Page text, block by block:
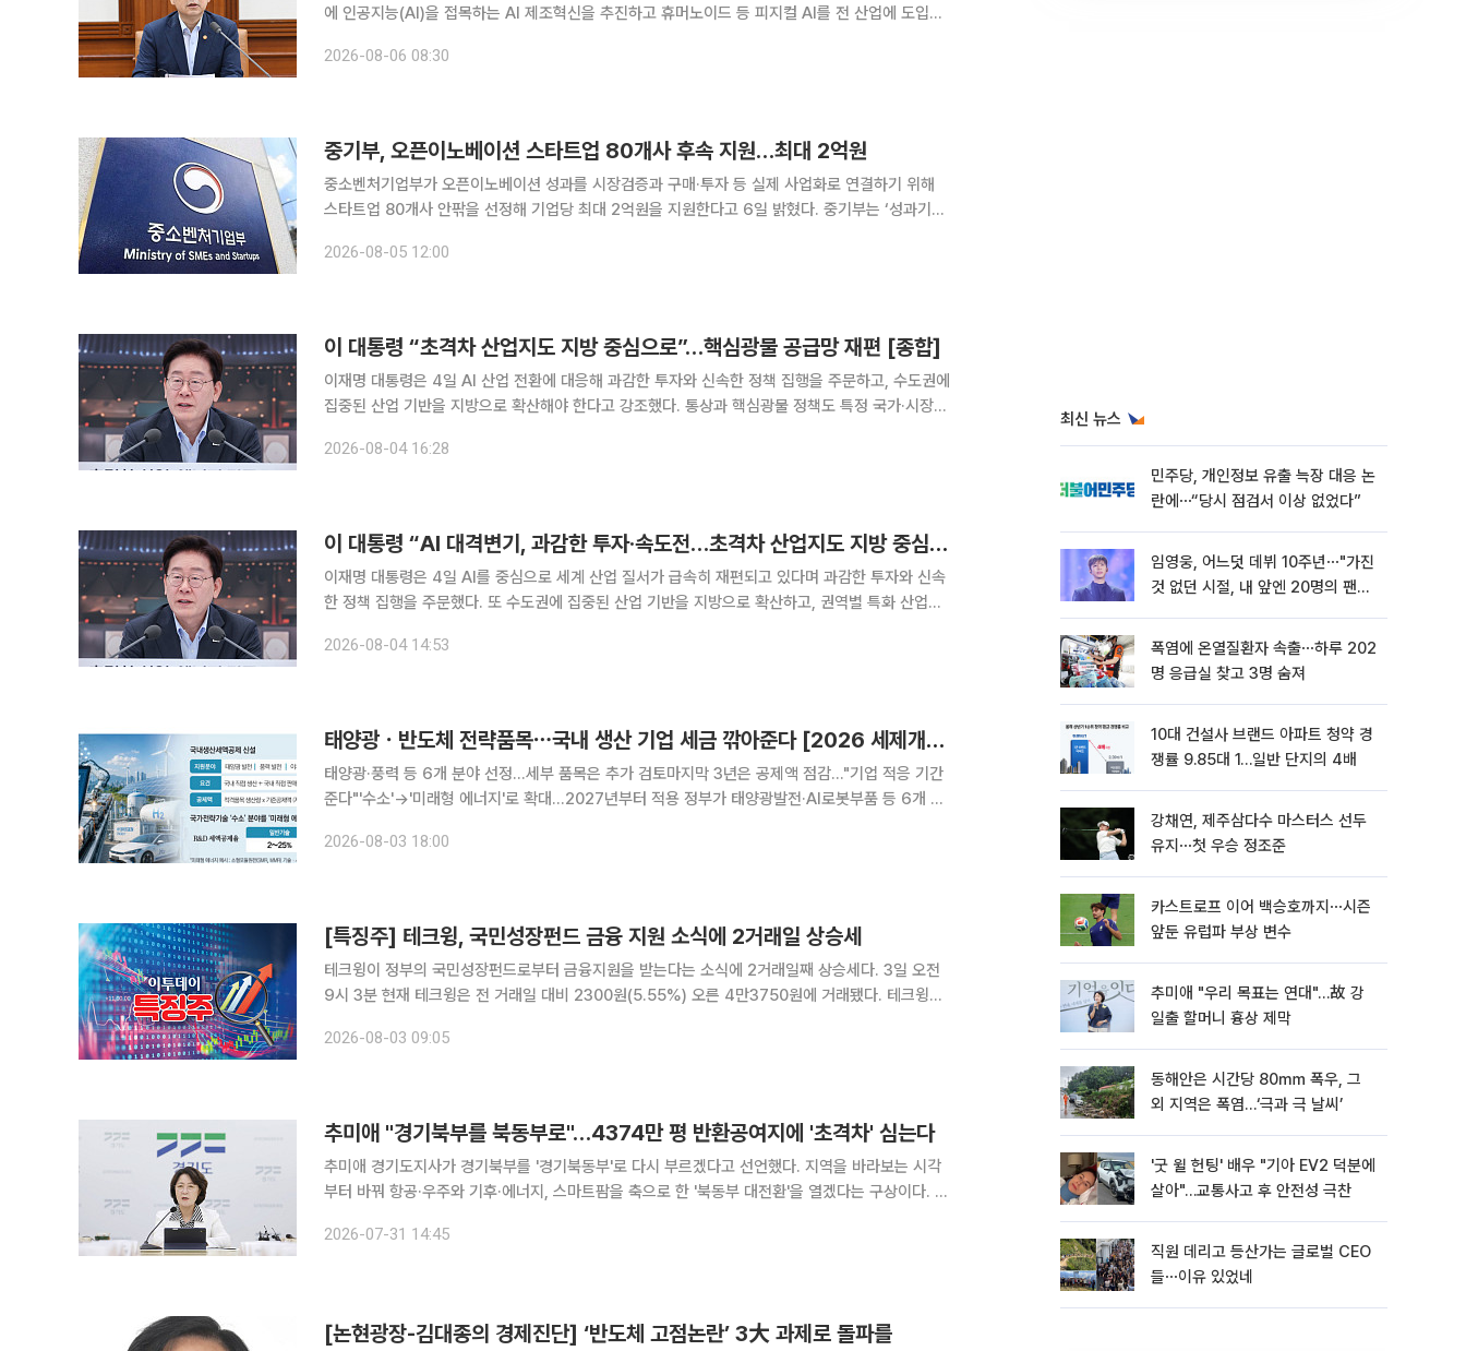
에 인공지능(AI)을 접목하는 AI 제조혁신을 추진하고 휴머노이드 등 피지컬 AI를 전 산업에 도입해
2026-08-06 08:30
중기부, 오픈이노베이션 스타트업 80개사 후속 지원…최대 2억원
중소벤처기업부가 오픈이노베이션 성과를 시장검증과 구매·투자 등 실제 사업화로 연결하기 위해
스타트업 80개사 안팎을 선정해 기업당 최대 2억원을 지원한다고 6일 밝혔다. 중기부는 ‘성과기업
서 확보한 협업 성과가 기술검증에 머물지 않고 투자유치와 구매계약으로
2026-08-05 12:00
이 대통령 “초격차 산업지도 지방 중심으로”…핵심광물 공급망 재편 [종합]
이재명 대통령은 4일 AI 산업 전환에 대응해 과감한 투자와 신속한 정책 집행을 주문하고, 수도권에
집중된 산업 기반을 지방으로 확산해야 한다고 강조했다. 통상과 핵심광물 정책도 특정 국가·시장에
에너지부·기상청·원자력안전위원회 업무보고에서 “지금 세계는 AI를
2026-08-04 16:28
이 대통령 “AI 대격변기, 과감한 투자·속도전…초격차 산업지도 지방 중심으로”
이재명 대통령은 4일 AI를 중심으로 세계 산업 질서가 급속히 재편되고 있다며 과감한 투자와 신속
한 정책 집행을 주문했다. 또 수도권에 집중된 산업 기반을 지방으로 확산하고, 권역별 특화 산업을
너지부·기상청·원자력안전위원회 업무보고 모두발언에서 “지금 세계는
2026-08-04 14:53
태양광ㆍ반도체 전략품목⋯국내 생산 기업 세금 깎아준다 [2026 세제개편]
태양광·풍력 등 6개 분야 선정…세부 품목은 추가 검토마지막 3년은 공제액 점감…"기업 적응 기간
준다"'수소'→'미래형 에너지'로 확대…2027년부터 적용 정부가 태양광발전·AI로봇부품 등 6개 분
전략기술 중 '수소' 분야는 '미래형 에너지' 분야로 확대 개편한다
2026-08-03 18:00
[특징주] 테크윙, 국민성장펀드 금융 지원 소식에 2거래일 상승세
테크윙이 정부의 국민성장펀드로부터 금융지원을 받는다는 소식에 2거래일째 상승세다. 3일 오전
9시 3분 현재 테크윙은 전 거래일 대비 2300원(5.55%) 오른 4만3750원에 거래됐다. 테크윙은
세대 올레드(OLED·유기발광다이오드) 설비 투자와 반도
2026-08-03 09:05
추미애 "경기북부를 북동부로"…4374만 평 반환공여지에 '초격차' 심는다
추미애 경기도지사가 경기북부를 '경기북동부'로 다시 부르겠다고 선언했다. 지역을 바라보는 시각
부터 바꿔 항공·우주와 기후·에너지, 스마트팜을 축으로 한 '북동부 대전환'을 열겠다는 구상이다. 31
형발전기획실·북부특별자치도추진단 등 실국 업무보고 모두발언을 통해
2026-07-31 14:45
[논현광장-김대종의 경제진단] ‘반도체 고점논란’ 3大 과제로 돌파를
최신 뉴스
민주당, 개인정보 유출 늑장 대응 논
란에⋯“당시 점검서 이상 없었다”
임영웅, 어느덧 데뷔 10주년⋯"가진
것 없던 시절, 내 앞엔 20명의 팬
폭염에 온열질환자 속출⋯하루 202
명 응급실 찾고 3명 숨져
10대 건설사 브랜드 아파트 청약 경
쟁률 9.85대 1…일반 단지의 4배
강채연, 제주삼다수 마스터스 선두
유지⋯첫 우승 정조준
카스트로프 이어 백승호까지⋯시즌
앞둔 유럽파 부상 변수
추미애 "우리 목표는 연대"…故 강
일출 할머니 흉상 제막
동해안은 시간당 80㎜ 폭우, 그
외 지역은 폭염…‘극과 극 날씨’
'굿 윌 헌팅' 배우 "기아 EV2 덕분에
살아"…교통사고 후 안전성 극찬
직원 데리고 등산가는 글로벌 CEO
들⋯이유 있었네